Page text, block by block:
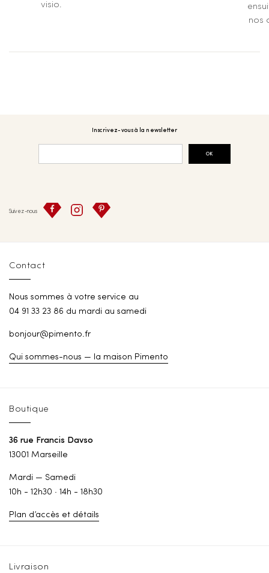
visio.
nos
Inscrivez-vous à la newsletter
OK
Suivez-nous
Contact
Nous sommes à votre service au
04 91 33 23 86 du mardi au samedi
bonjour@pimento.fr
Qui sommes-nous — la maison Pimento
Boutique
36 rue Francis Davso
13001 Marseille
Mardi — Samedi
10h - 12h30 · 14h - 18h30
Plan d’accès et détails
Livraison